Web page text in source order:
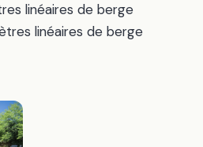
linéaires de berge
linéaires de berge